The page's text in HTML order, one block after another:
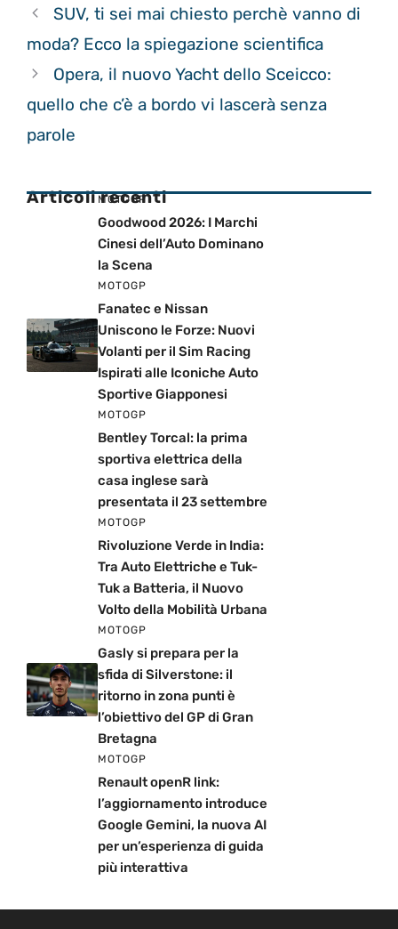
SUV, ti sei mai chiesto perchè vanno di
moda? Ecco la spiegazione scientifica
Opera, il nuovo Yacht dello Sceicco:
quello che c’è a bordo vi lascerà senza
parole
Articoli recenti
MOTOGP
Goodwood 2026: I Marchi
Cinesi dell’Auto Dominano
la Scena
MOTOGP
Fanatec e Nissan
Uniscono le Forze: Nuovi
Volanti per il Sim Racing
Ispirati alle Iconiche Auto
Sportive Giapponesi
MOTOGP
Bentley Torcal: la prima
sportiva elettrica della
casa inglese sarà
presentata il 23 settembre
MOTOGP
Rivoluzione Verde in India:
Tra Auto Elettriche e Tuk-
Tuk a Batteria, il Nuovo
Volto della Mobilità Urbana
MOTOGP
Gasly si prepara per la
sfida di Silverstone: il
ritorno in zona punti è
l’obiettivo del GP di Gran
Bretagna
MOTOGP
Renault openR link:
l’aggiornamento introduce
Google Gemini, la nuova AI
per un’esperienza di guida
più interattiva